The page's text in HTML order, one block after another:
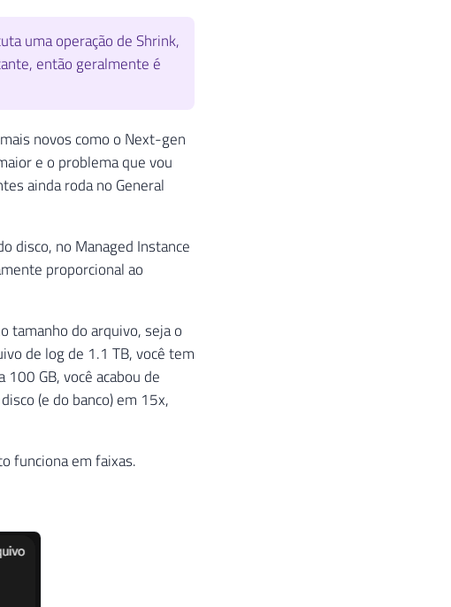
uma operação de Shrink,
então geralmente é
novos como o Next-gen
e o problema que vou
ainda roda no General
disco, no Managed Instance
proporcional ao
tamanho do arquivo, seja o
de log de 1.1 TB, você tem
GB, você acabou de
(e do banco) em 15x,
funciona em faixas.